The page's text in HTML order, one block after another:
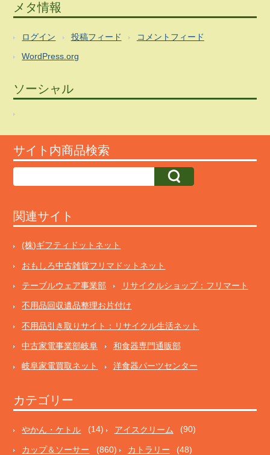
メタ情報
ログイン 投稿フィード コメントフィード
WordPress.org
ソーシャル
サイト内商品検索
関連サイト
(株)ギフティドットネット
おもしろ中古雑貨フリマドットネット
テーブルウェア事業部 リサイクルショップ：フリマート
不用品回収遺品整理お片付け
不用品引き取りサイト：リサイクル生活ネット
中古家電事業部岐阜 和食器専門通販部
岐阜家電買取ネット 洋食器パーツセンター
カテゴリー
やかん・ケトル (14) アイスクリーム (90)
カップ＆ソーサー (860) カトラリー (48)